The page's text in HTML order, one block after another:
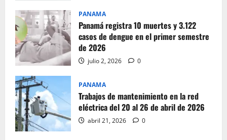
PANAMA
Panamá registra 10 muertes y 3.122
casos de dengue en el primer semestre
de 2026
julio 2, 2026 0
PANAMA
Trabajos de mantenimiento en la red
eléctrica del 20 al 26 de abril de 2026
abril 21, 2026 0